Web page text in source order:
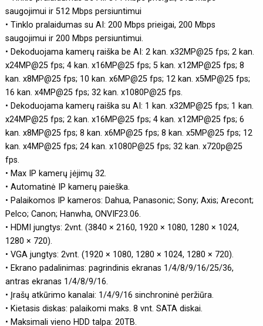
saugojimui ir 512 Mbps persiuntimui
• Tinklo pralaidumas su AI: 200 Mbps prieigai, 200 Mbps
saugojimui ir 200 Mbps persiuntimui.
• Dekoduojama kamerų raiška be AI: 2 kan. x32MP@25 fps; 2 kan.
x24MP@25 fps; 4 kan. x16MP@25 fps; 5 kan. x12MP@25 fps; 8
kan. x8MP@25 fps; 10 kan. x6MP@25 fps; 12 kan. x5MP@25 fps;
16 kan. x4MP@25 fps; 32 kan. x1080P@25 fps.
• Dekoduojama kamerų raiška su AI: 1 kan. x32MP@25 fps; 1 kan.
x24MP@25 fps; 2 kan. x16MP@25 fps; 4 kan. x12MP@25 fps; 6
kan. x8MP@25 fps; 8 kan. x6MP@25 fps; 8 kan. x5MP@25 fps; 12
kan. x4MP@25 fps; 24 kan. x1080P@25 fps; 32 kan. x720p@25
fps.
• Max IP kamerų įėjimų 32.
• Automatinė IP kamerų paieška.
• Palaikomos IP kameros: Dahua, Panasonic; Sony; Axis; Arecont;
Pelco; Canon; Hanwha, ONVIF23.06.
• HDMI jungtys: 2vnt. (3840 × 2160, 1920 × 1080, 1280 × 1024,
1280 × 720).
• VGA jungtys: 2vnt. (1920 × 1080, 1280 × 1024, 1280 × 720).
• Ekrano padalinimas: pagrindinis ekranas 1/4/8/9/16/25/36,
antras ekranas 1/4/8/9/16.
• Įrašų atkūrimo kanalai: 1/4/9/16 sinchroninė peržiūra.
• Kietasis diskas: palaikomi maks. 8 vnt. SATA diskai.
• Maksimali vieno HDD talpa: 20TB.